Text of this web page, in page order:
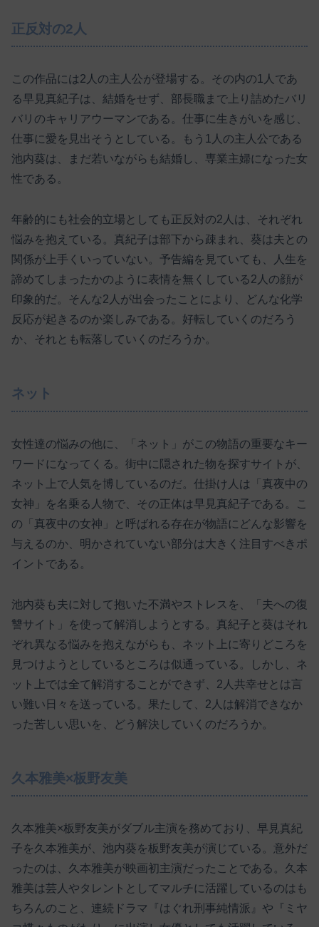
正反対の2人
この作品には2人の主人公が登場する。その内の1人であ
る早見真紀子は、結婚をせず、部長職まで上り詰めたバリ
バリのキャリアウーマンである。仕事に生きがいを感じ、
仕事に愛を見出そうとしている。もう1人の主人公である
池内葵は、まだ若いながらも結婚し、専業主婦になった女
性である。
年齢的にも社会的立場としても正反対の2人は、それぞれ
悩みを抱えている。真紀子は部下から疎まれ、葵は夫との
関係が上手くいっていない。予告編を見ていても、人生を
諦めてしまったかのように表情を無くしている2人の顔が
印象的だ。そんな2人が出会ったことにより、どんな化学
反応が起きるのか楽しみである。好転していくのだろう
か、それとも転落していくのだろうか。
ネット
女性達の悩みの他に、「ネット」がこの物語の重要なキー
ワードになってくる。街中に隠された物を探すサイトが、
ネット上で人気を博しているのだ。仕掛け人は「真夜中の
女神」を名乗る人物で、その正体は早見真紀子である。こ
の「真夜中の女神」と呼ばれる存在が物語にどんな影響を
与えるのか、明かされていない部分は大きく注目すべきポ
イントである。
池内葵も夫に対して抱いた不満やストレスを、「夫への復
讐サイト」を使って解消しようとする。真紀子と葵はそれ
ぞれ異なる悩みを抱えながらも、ネット上に寄りどころを
見つけようとしているところは似通っている。しかし、ネ
ット上では全て解消することができず、2人共幸せとは言
い難い日々を送っている。果たして、2人は解消できなか
った苦しい思いを、どう解決していくのだろうか。
久本雅美×板野友美
久本雅美×板野友美がダブル主演を務めており、早見真紀
子を久本雅美が、池内葵を板野友美が演じている。意外だ
ったのは、久本雅美が映画初主演だったことである。久本
雅美は芸人やタレントとしてマルチに活躍しているのはも
ちろんのこと、連続ドラマ『はぐれ刑事純情派』や『ミヤ